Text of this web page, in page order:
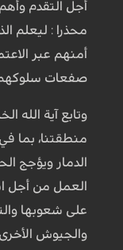
أجل التقدم
محذرا : ليعلم
أمنهم عبر
صفعات سلوكهم
وتابع آية الله
منطقتنا، بما
الدمار ويؤجج
العمل من أجل
على شعوبها
والجيوش